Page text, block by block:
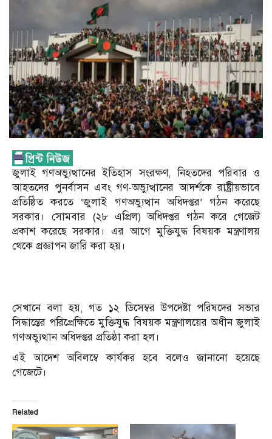
জুলাই গণঅভ্যুত্থানের ইতিহাস সংরক্ষণ, নিহতদের পরিবার ও
আহতদের পুনর্বাসন এবং গণ-অভ্যুত্থানের আদর্শকে রাষ্ট্রীয়ভাবে
প্রতিষ্ঠিত করতে ‘জুলাই গণঅভ্যুত্থান অধিদপ্তর’ গঠন করেছে
সরকার। সোমবার (২৮ এপ্রিল) অধিদপ্তর গঠন করে গেজেট
প্রকাশ করেছে সরকার। এর আগে মুক্তিযুদ্ধ বিষয়ক মন্ত্রণালয়
থেকে প্রজ্ঞাপন জারি করা হয়।
সেখানে বলা হয়, গত ১২ ডিসেম্বর উপদেষ্টা পরিষদের সভার
সিদ্ধান্তের পরিপ্রেক্ষিতে মুক্তিযুদ্ধ বিষয়ক মন্ত্রণালয়ের অধীন জুলাই
গণঅভ্যুত্থান অধিদপ্তর প্রতিষ্ঠা করা হল।
এই আদেশ অবিলম্বে কার্যকর হবে বলেও জানানো হয়েছে
গেজেটে।
Related